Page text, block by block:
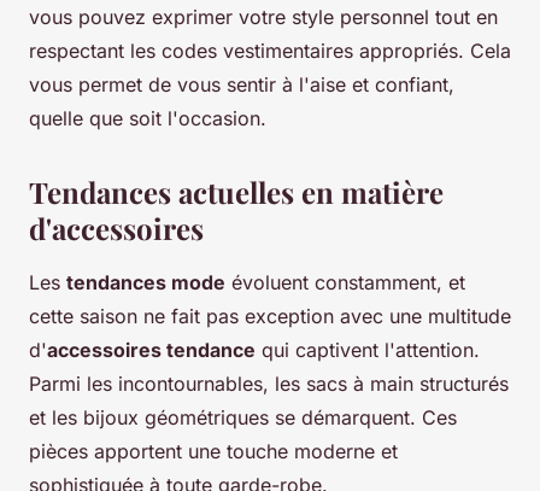
vous pouvez exprimer votre style personnel tout en
respectant les codes vestimentaires appropriés. Cela
vous permet de vous sentir à l'aise et confiant,
quelle que soit l'occasion.
Tendances actuelles en matière
d'accessoires
Les tendances mode évoluent constamment, et
cette saison ne fait pas exception avec une multitude
d'accessoires tendance qui captivent l'attention.
Parmi les incontournables, les sacs à main structurés
et les bijoux géométriques se démarquent. Ces
pièces apportent une touche moderne et
sophistiquée à toute garde-robe.